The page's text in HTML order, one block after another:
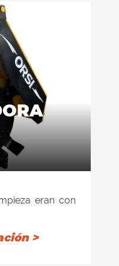
eran con
y drenan con
>